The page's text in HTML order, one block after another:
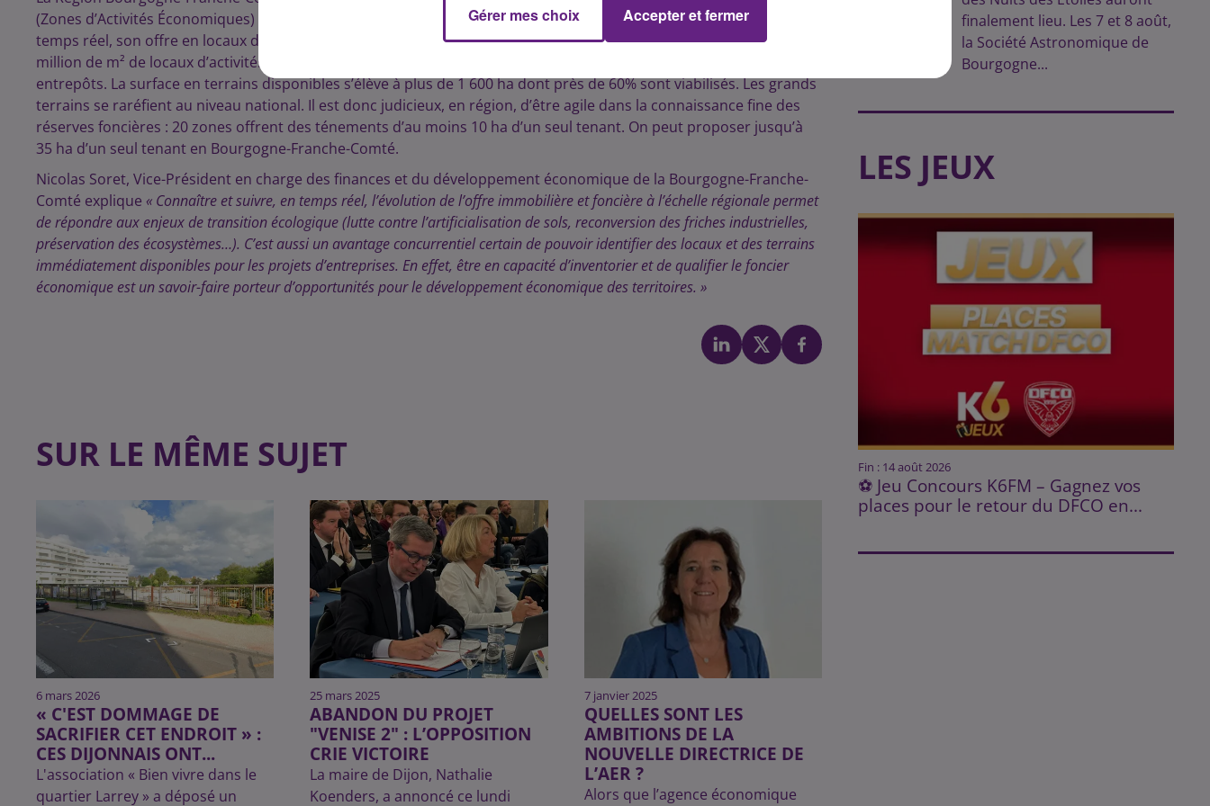
(Zones d’Activités Économiques) et d’une vitrine des opportunités immobilières qui lui permettent de connaître en
temps réel, son offre en locaux d’activités. A l’heure d’aujourd’hui, la région Bourgogne-Franche-Comté compte 1,3
million de m² de locaux d’activités disponibles ; ¼ sont des surfaces en bureaux et ¾ sont des ateliers ou des
entrepôts. La surface en terrains disponibles s’élève à plus de 1 600 ha dont près de 60% sont viabilisés. Les grands
terrains se raréfient au niveau national. Il est donc judicieux, en région, d’être agile dans la connaissance fine des
réserves foncières : 20 zones offrent des ténements d’au moins 10 ha d’un seul tenant. On peut proposer jusqu’à
35 ha d’un seul tenant en Bourgogne-Franche-Comté.
Nicolas Soret, Vice-Président en charge des finances et du développement économique de la Bourgogne-Franche-
Comté explique « Connaître et suivre, en temps réel, l’évolution de l’offre immobilière et foncière à l’échelle régionale permet
de répondre aux enjeux de transition écologique (lutte contre l’artificialisation de sols, reconversion des friches industrielles,
préservation des écosystèmes…). C’est aussi un avantage concurrentiel certain de pouvoir identifier des locaux et des terrains
immédiatement disponibles pour les projets d’entreprises. En effet, être en capacité d’inventorier et de qualifier le foncier
économique est un savoir-faire porteur d’opportunités pour le développement économique des territoires. »
SUR LE MÊME SUJET
6 mars 2026
« C'EST DOMMAGE DE
SACRIFIER CET ENDROIT » :
CES DIJONNAIS ONT...
L'association « Bien vivre dans le
quartier Larrey » a déposé un
25 mars 2025
ABANDON DU PROJET
"VENISE 2" : L’OPPOSITION
CRIE VICTOIRE
La maire de Dijon, Nathalie
Koenders, a annoncé ce lundi
7 janvier 2025
QUELLES SONT LES
AMBITIONS DE LA
NOUVELLE DIRECTRICE DE
L’AER ?
Alors que l’agence économique
finalement lieu. Les 7 et 8 août,
la Société Astronomique de
Bourgogne...
LES JEUX
Fin : 14 août 2026
⚽ Jeu Concours K6FM – Gagnez vos
places pour le retour du DFCO en...
Gérer mes choix Accepter et fermer